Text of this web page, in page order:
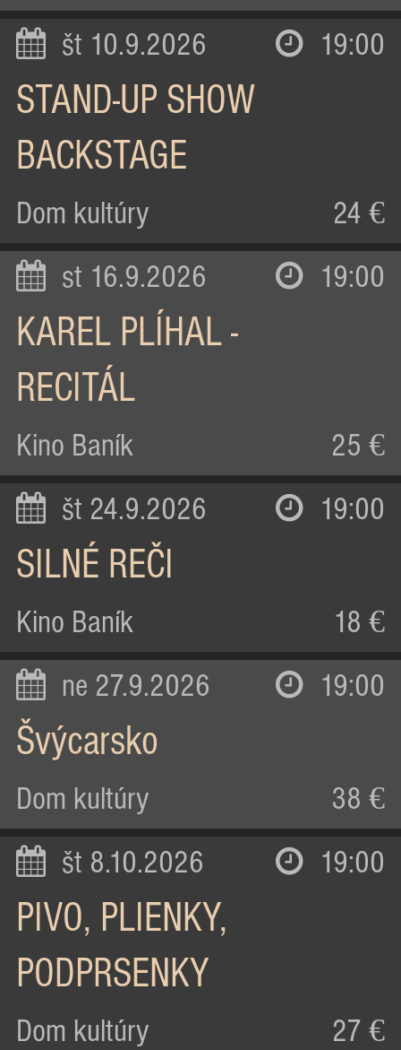
št 10.9.2026 19:00
STAND-UP SHOW
BACKSTAGE
Dom kultúry 24 €
st 16.9.2026 19:00
KAREL PLÍHAL -
RECITÁL
Kino Baník 25 €
št 24.9.2026 19:00
SILNÉ REČI
Kino Baník 18 €
ne 27.9.2026 19:00
Švýcarsko
Dom kultúry 38 €
št 8.10.2026 19:00
PIVO, PLIENKY,
PODPRSENKY
Dom kultúry 27 €